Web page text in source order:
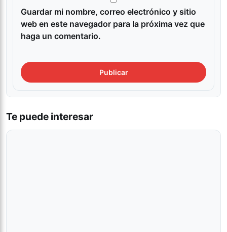
Guardar mi nombre, correo electrónico y sitio
web en este navegador para la próxima vez que
haga un comentario.
Te puede interesar